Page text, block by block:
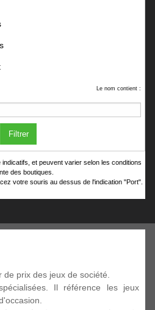
Le nom contient :
Filtrer
et peuvent varier selon les conditions
des boutiques.
votre souris au dessus de l'indication "Port".
prix des jeux de société.
Il référence les jeux